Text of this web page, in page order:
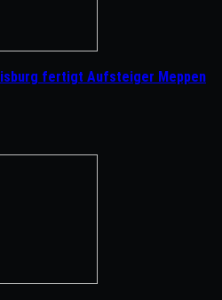
fertigt Aufsteiger Meppen